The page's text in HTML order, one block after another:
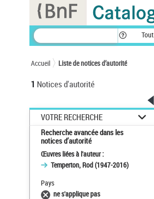
Tout
Accueil Liste de notices d’autorité
1 Notices d'autorité
VOTRE RECHERCHE
Recherche avancée dans les
notices d’autorité
Œuvres liées à l'auteur :
Temperton, Rod (1947-2016)
Pays
ne s'applique pas
Panneau de gestion des cookies